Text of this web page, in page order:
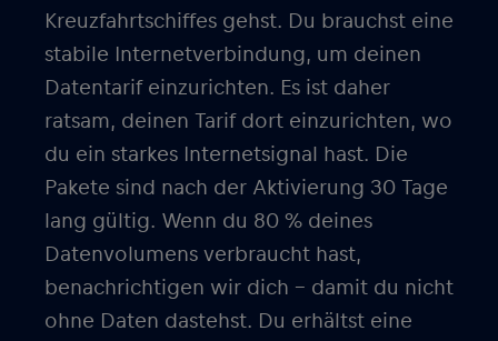
Kreuzfahrtschiffes gehst. Du brauchst eine
stabile Internetverbindung, um deinen
Datentarif einzurichten. Es ist daher
ratsam, deinen Tarif dort einzurichten, wo
du ein starkes Internetsignal hast. Die
Pakete sind nach der Aktivierung 30 Tage
lang gültig. Wenn du 80 % deines
Datenvolumens verbraucht hast,
benachrichtigen wir dich – damit du nicht
ohne Daten dastehst. Du erhältst eine